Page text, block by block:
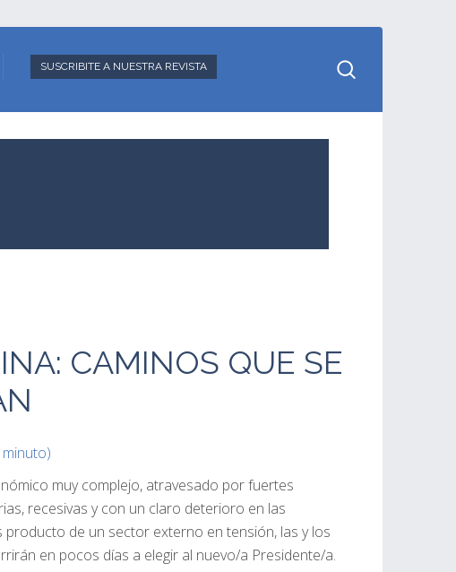
SUSCRIBITE A NUESTRA REVISTA
CAMINOS QUE SE
muy complejo, atravesado por fuertes
recesivas y con un claro deterioro en las
producto de un sector externo en tensión, las y los
en pocos días a elegir al nuevo/a Presidente/a.